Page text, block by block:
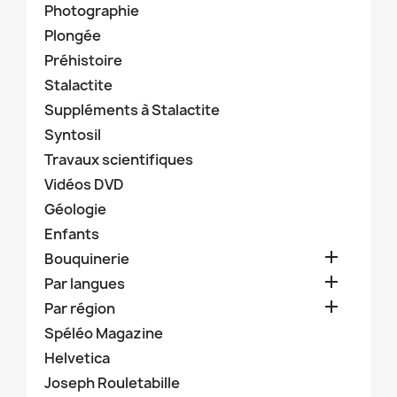
Photographie
Plongée
Préhistoire
Stalactite
Suppléments à Stalactite
Syntosil
Travaux scientifiques
Vidéos DVD
Géologie
Enfants
Bouquinerie

Par langues 
Par région 
Spéléo Magazine
Helvetica
Joseph Rouletabille